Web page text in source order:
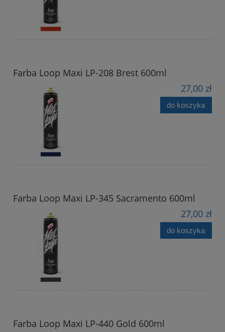
Farba Loop Maxi LP-208 Brest 600ml
27,00 zł
do koszyka
Farba Loop Maxi LP-345 Sacramento 600ml
27,00 zł
do koszyka
Farba Loop Maxi LP-440 Gold 600ml